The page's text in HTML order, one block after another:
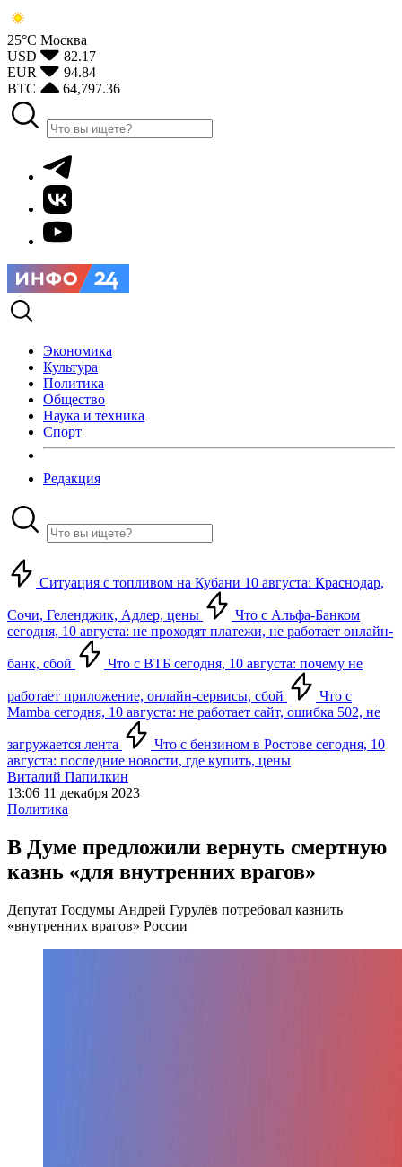
25°С Москва
USD
82.17
EUR
94.84
BTC
64,797.36
Экономика
Культура
Политика
Общество
Наука и техника
Спорт
Редакция
Ситуация с топливом на Кубани 10 августа: Краснодар,
Сочи, Геленджик, Адлер, цены
Что с Альфа-Банком
сегодня, 10 августа: не проходят платежи, не работает онлайн-
банк, сбой Что с ВТБ сегодня, 10 августа: почему не
работает приложение, онлайн-сервисы, сбой
Что с
Mamba сегодня, 10 августа: не работает сайт, ошибка 502, не
загружается лента
Что с бензином в Ростове сегодня, 10
августа: последние новости, где купить, цены
Виталий Папилкин
13:06 11 декабря 2023
Политика
В Думе предложили вернуть смертную
казнь «для внутренних врагов»
Депутат Госдумы Андрей Гурулёв потребовал казнить
«внутренних врагов» России